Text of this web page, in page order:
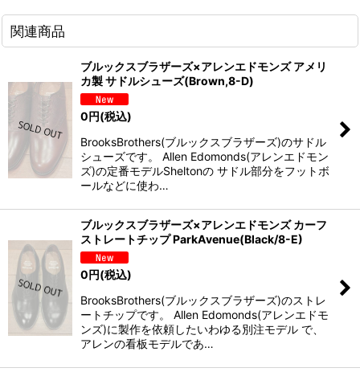
関連商品
ブルックスブラザーズ×アレンエドモンズ アメリ
カ製 サドルシューズ(Brown,8-D)
0円(税込)
BrooksBrothers(ブルックスブラザーズ)のサドル
シューズです。 Allen Edomonds(アレンエドモン
ズ)の定番モデルSheltonの サドル部分をフットボ
ールなどに使わ…
ブルックスブラザーズ×アレンエドモンズ カーフ
ストレートチップ ParkAvenue(Black/8-E)
0円(税込)
BrooksBrothers(ブルックスブラザーズ)のストレ
ートチップです。 Allen Edomonds(アレンエドモ
ンズ)に製作を依頼したいわゆる別注モデル で、
アレンの看板モデルであ…